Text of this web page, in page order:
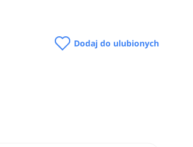
Dodaj do ulubionych